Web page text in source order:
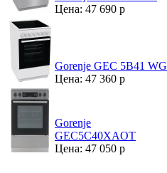
Цена: 47 690 р
Gorenje GEC 5B41 WG
Цена: 47 360 р
Gorenje
GEC5C40XAOT
Цена: 47 050 р